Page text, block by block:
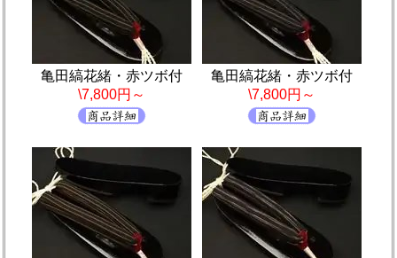
亀田縞花緒・赤ツボ付
\7,800円～
亀田縞花緒・赤ツボ付
\7,800円～